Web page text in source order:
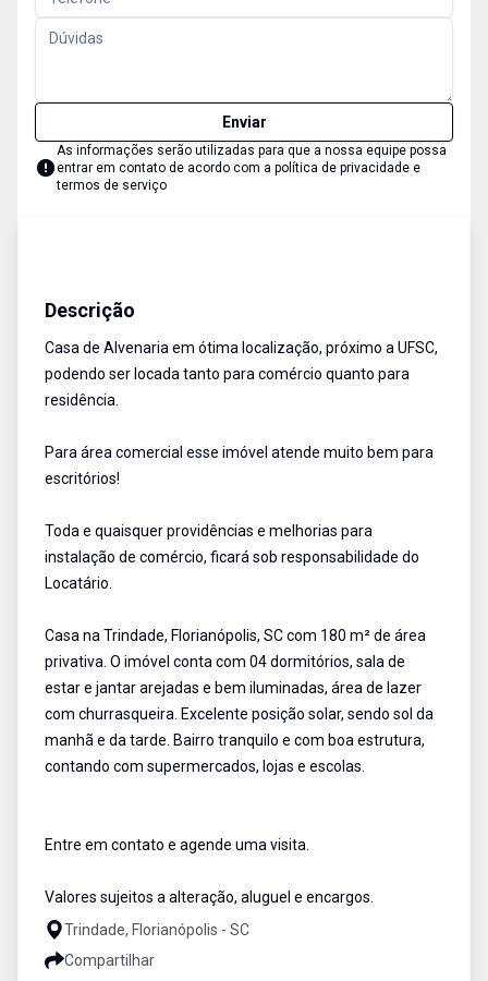
Enviar
As informações serão utilizadas para que a nossa equipe possa
entrar em contato de acordo com a política de privacidade e
termos de serviço
Descrição
Casa de Alvenaria em ótima localização, próximo a UFSC,
podendo ser locada tanto para comércio quanto para
residência.
Para área comercial esse imóvel atende muito bem para
escritórios!
Toda e quaisquer providências e melhorias para
instalação de comércio, ficará sob responsabilidade do
Locatário.
Casa na Trindade, Florianópolis, SC com 180 m² de área
privativa. O imóvel conta com 04 dormitórios, sala de
estar e jantar arejadas e bem iluminadas, área de lazer
com churrasqueira. Excelente posição solar, sendo sol da
manhã e da tarde. Bairro tranquilo e com boa estrutura,
contando com supermercados, lojas e escolas.
Entre em contato e agende uma visita.
Valores sujeitos a alteração, aluguel e encargos.
Trindade, Florianópolis - SC
Compartilhar